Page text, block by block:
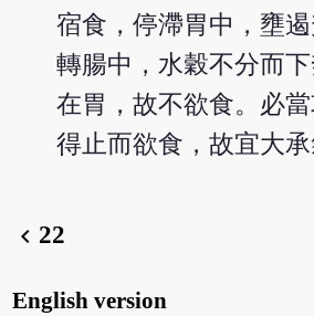
宿食，停滯胃中，壅
轉腸中，水穀不分而
在胃，故不欲食。必
得止而欲食，故宜大承
chevron_left 22
English version